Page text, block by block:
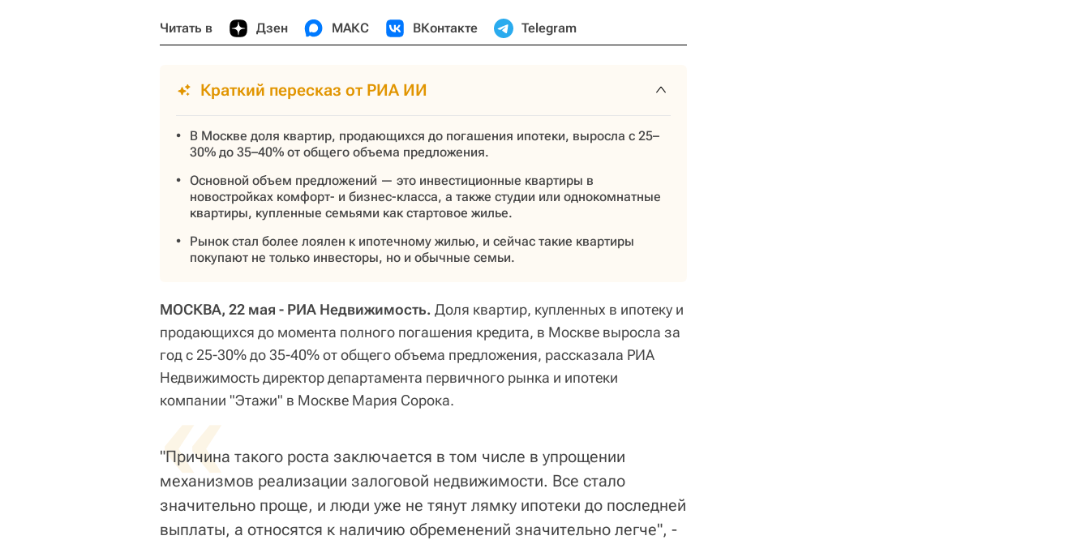
Читать в Дзен МАКС ВКонтакте Telegram
Краткий пересказ от РИА ИИ
В Москве доля квартир, продающихся до погашения ипотеки, выросла с 25–
30% до 35–40% от общего объема предложения.
Основной объем предложений — это инвестиционные квартиры в
новостройках комфорт- и бизнес-класса, а также студии или однокомнатные
квартиры, купленные семьями как стартовое жилье.
Рынок стал более лоялен к ипотечному жилью, и сейчас такие квартиры
покупают не только инвесторы, но и обычные семьи.
МОСКВА, 22 мая - РИА Недвижимость. Доля квартир, купленных в ипотеку и
продающихся до момента полного погашения кредита, в Москве выросла за
год с 25-30% до 35-40% от общего объема предложения, рассказала РИА
Недвижимость директор департамента первичного рынка и ипотеки
компании "Этажи" в Москве Мария Сорока.
«
"Причина такого роста заключается в том числе в упрощении
механизмов реализации залоговой недвижимости. Все стало
значительно проще, и люди уже не тянут лямку ипотеки до последней
выплаты, а относятся к наличию обременений значительно легче", -